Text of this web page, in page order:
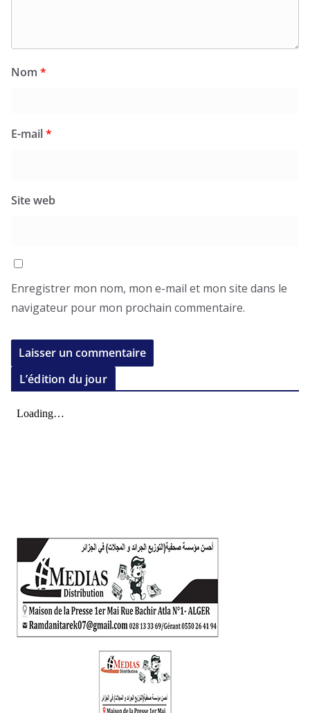
Nom *
E-mail*
Site web
Enregistrer mon nom, mon e-mail et mon site dans le
navigateur pour mon prochain commentaire.
L’édition du jour